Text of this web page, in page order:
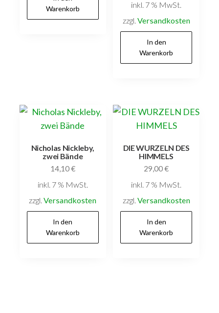
Warenkorb
inkl. 7 % MwSt.
zzgl. Versandkosten
In den
Warenkorb
Nicholas Nickleby,
zwei Bände
14,10€
inkl. 7 % MwSt.
zzgl.Versandkosten
In den
Warenkorb
DIE WURZELN DES
HIMMELS
29,00€
inkl. 7 % MwSt.
zzgl. Versandkosten
In den
Warenkorb